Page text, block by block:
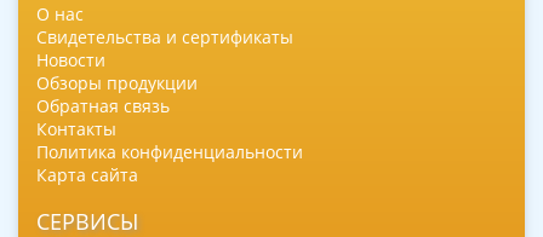
О нас
Свидетельства и сертификаты
Новости
Обзоры продукции
Обратная связь
Контакты
Политика конфиденциальности
Карта сайта
СЕРВИСЫ